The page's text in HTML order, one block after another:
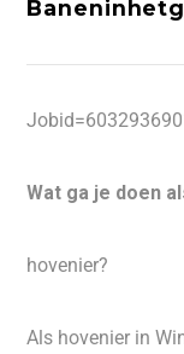
Wat ga je doen
hovenier?
Als hovenier in